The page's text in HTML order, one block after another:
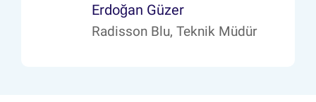
Erdoğan Güzer
Radisson Blu, Teknik Müdür